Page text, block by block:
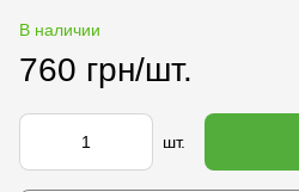
В наличии
760 грн/шт.
шт.